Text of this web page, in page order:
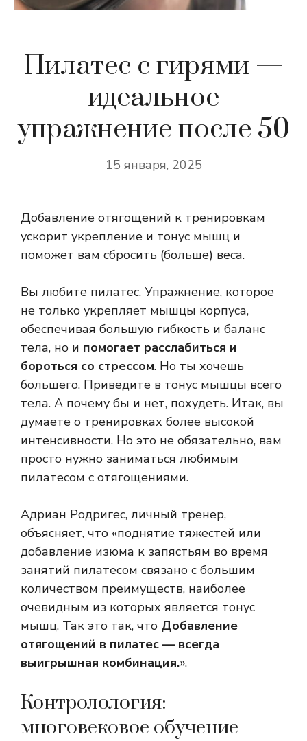
Пилатес с гирями —
идеальное
упражнение после 50
15 января, 2025
Добавление отягощений к тренировкам
ускорит укрепление и тонус мышц и
поможет вам сбросить (больше) веса.
Вы любите пилатес. Упражнение, которое
не только укрепляет мышцы корпуса,
обеспечивая большую гибкость и баланс
тела, но и помогает расслабиться и
бороться со стрессом. Но ты хочешь
большего. Приведите в тонус мышцы всего
тела. А почему бы и нет, похудеть. Итак, вы
думаете о тренировках более высокой
интенсивности. Но это не обязательно, вам
просто нужно заниматься любимым
пилатесом с отягощениями.
Адриан Родригес, личный тренер,
объясняет, что «поднятие тяжестей или
добавление изюма к запястьям во время
занятий пилатесом связано с большим
количеством преимуществ, наиболее
очевидным из которых является тонус
мышц. Так это так, что Добавление
отягощений в пилатес — всегда
выигрышная комбинация.».
Контролология:
многовековое обучение